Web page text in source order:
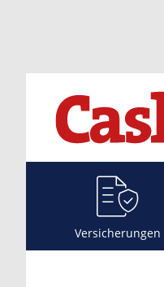
Versicherungen